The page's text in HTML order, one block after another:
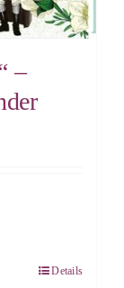
–
Details